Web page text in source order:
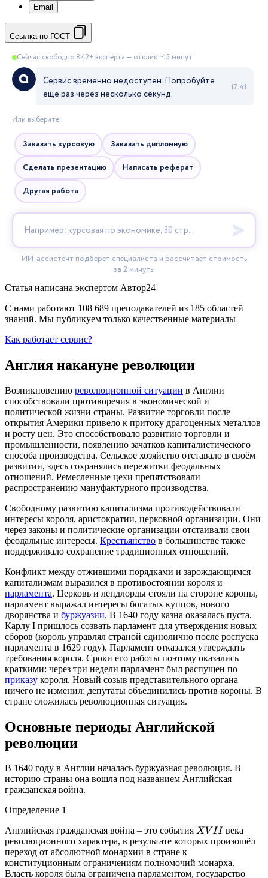
Email
Ссылка по ГОСТ
Статья написана экспертом Автор24
С нами работают 108 689 преподавателей из 185 областей
знаний. Мы публикуем только качественные материалы
Как работает сервис?
Англия накануне революции
Возникновению революционной ситуации в Англии
способствовали противоречия в экономической и
политической жизни страны. Развитие торговли после
открытия Америки привело к притоку драгоценных металлов
и росту цен. Это способствовало развитию торговли и
промышленности, появлению зачатков капиталистического
способа производства. Сельское хозяйство отставало в своём
развитии, здесь сохранялись пережитки феодальных
отношений. Ремесленные цехи препятствовали
распространению мануфактурного производства.
Свободному развитию капитализма противодействовали
интересы короля, аристократии, церковной организации. Они
через законы и политические организации отстаивали свои
феодальные интересы. Крестьянство в большинстве также
поддерживало сохранение традиционных отношений.
Конфликт между отжившими порядками и зарождающимся
капитализмам выразился в противостоянии короля и
парламента. Церковь и лендлорды стояли на стороне короны,
парламент выражал интересы богатых купцов, нового
дворянства и буржуазии. В 1640 году казна оказалась пуста.
Карлу I пришлось созвать парламент для утверждения новых
сборов (король управлял страной единолично после роспуска
парламента в 1629 году). Парламент отказался утверждать
требования короля. Сроки его работы поэтому оказались
краткими: через три недели парламент был распущен по
приказу короля. Новый созыв представительного органа
ничего не изменил: депутаты объединились против короны. В
стране сложилась революционная ситуация.
Основные периоды Английской
революции
В 1640 году в Англии началась буржуазная революция. В
историю страны она вошла под названием Английская
гражданская война.
Определение 1
Английская гражданская война – это события XVII
века
революционного характера, в результате которых произошёл
переход от абсолютной монархии в стране к
конституционным ограничениям полномочий монарха.
Власть короля была ограничена парламентом, государство